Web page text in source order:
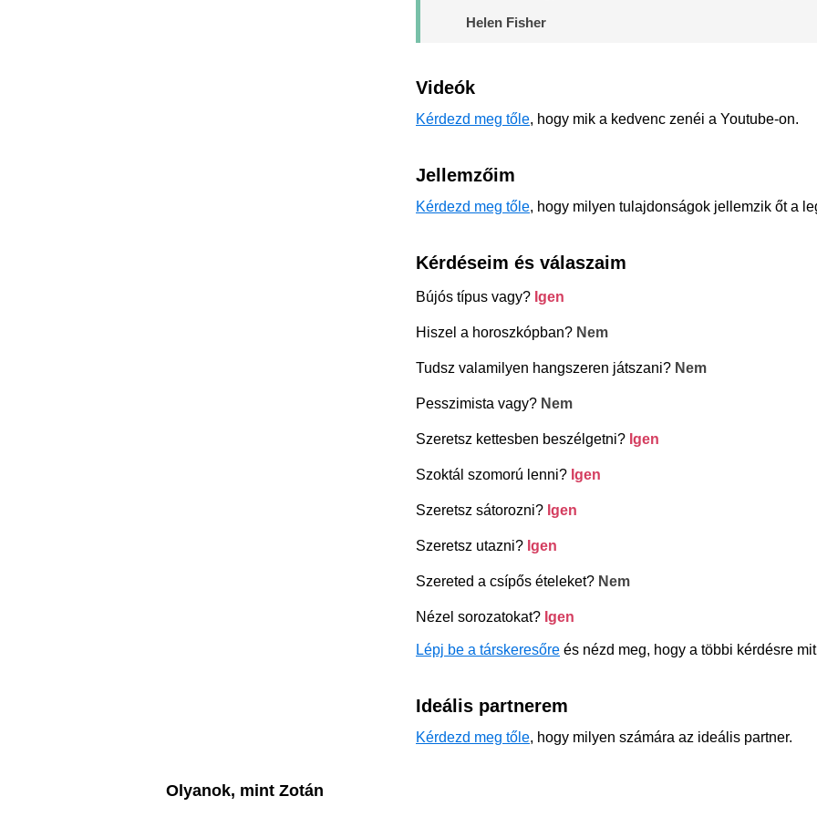
Helen Fisher
Videók
Kérdezd meg tőle, hogy mik a kedvenc zenéi a Youtube-on.
Jellemzőim
Kérdezd meg tőle, hogy milyen tulajdonságok jellemzik őt a
Kérdéseim és válaszaim
Bújós típus vagy? Igen
Hiszel a horoszkópban? Nem
Tudsz valamilyen hangszeren játszani? Nem
Pesszimista vagy? Nem
Szeretsz kettesben beszélgetni? Igen
Szoktál szomorú lenni? Igen
Szeretsz sátorozni? Igen
Szeretsz utazni? Igen
Szereted a csípős ételeket? Nem
Nézel sorozatokat? Igen
Lépj be a társkeresőre és nézd meg, hogy a többi kérdésre
Ideális partnerem
Kérdezd meg tőle, hogy milyen számára az ideális partner.
Olyanok, mint Zotán